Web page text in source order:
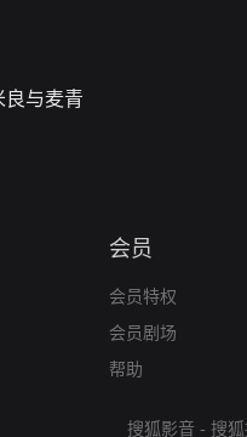
良与麦青
会员
会员特权
会员剧场
帮助
搜狐影音 - 搜